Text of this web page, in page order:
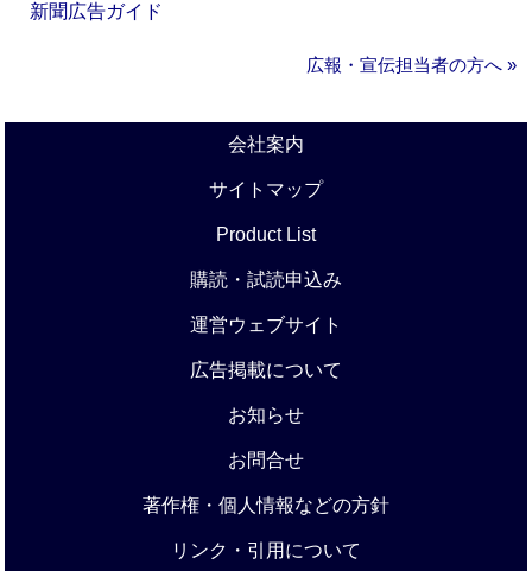
新聞広告ガイド
広報・宣伝担当者の方へ »
会社案内
サイトマップ
Product List
購読・試読申込み
運営ウェブサイト
広告掲載について
お知らせ
お問合せ
著作権・個人情報などの方針
リンク・引用について